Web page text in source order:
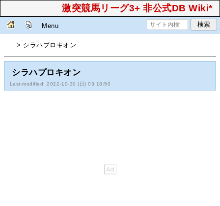
激突競馬リーグ3+ 非公式DB Wiki*
Menu
> シラハプロキオン
シラハプロキオン
Last-modified: 2022-10-30 (日) 03:18:50